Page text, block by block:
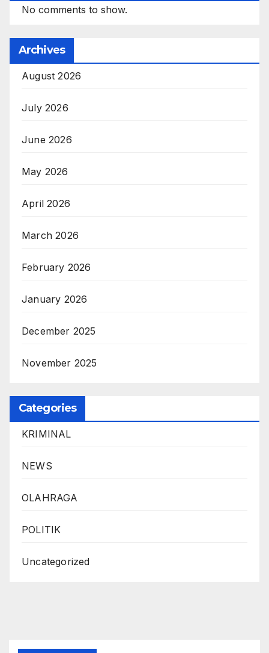
No comments to show.
Archives
August 2026
July 2026
June 2026
May 2026
April 2026
March 2026
February 2026
January 2026
December 2025
November 2025
Categories
KRIMINAL
NEWS
OLAHRAGA
POLITIK
Uncategorized